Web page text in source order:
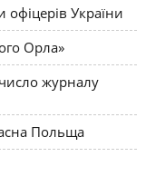
офіцерів України
Орла»
журналу
Польща